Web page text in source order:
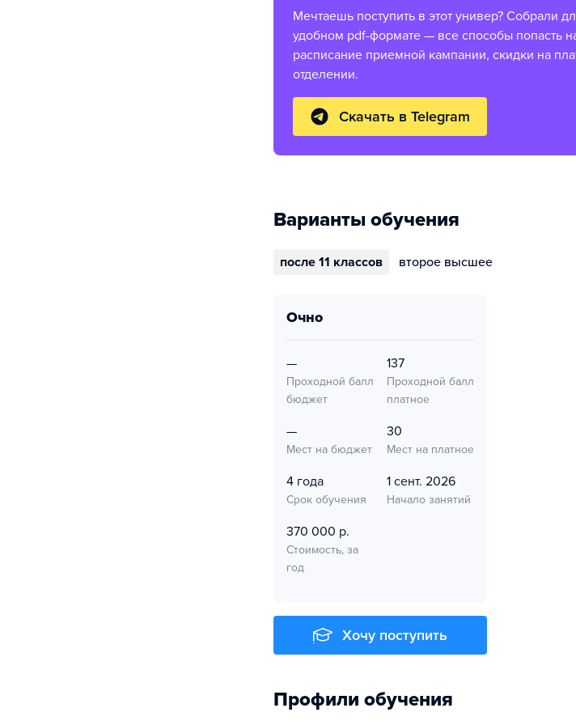
Мечтаешь поступить в этот универ? Собрали
удобном pdf-формате — все способы попасть
расписание приемной кампании, скидки на
отделении.
Скачать в Telegram
Варианты обучения
после 11 классов второе высшее
очно
—
Проходной балл
бюджет
137
Проходной балл
платное
—
Мест на бюджет
30
Мест на платное
4 года
Срок обучения
1 сент. 2026
Начало занятий
370 000 р.
Стоимость, за
год
Хочу поступить
Профили обучения